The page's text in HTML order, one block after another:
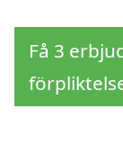
Få 3